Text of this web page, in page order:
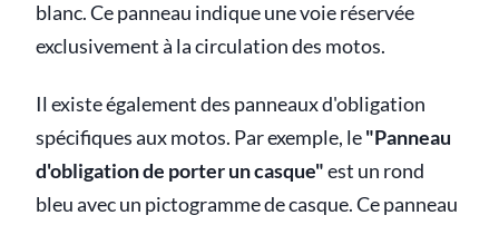
blanc. Ce panneau indique une voie réservée
exclusivement à la circulation des motos.
Il existe également des panneaux d'obligation
spécifiques aux motos. Par exemple, le"Panneau
d'obligation de porter un casque"est un rond
bleu avec un pictogramme de casque. Ce panneau